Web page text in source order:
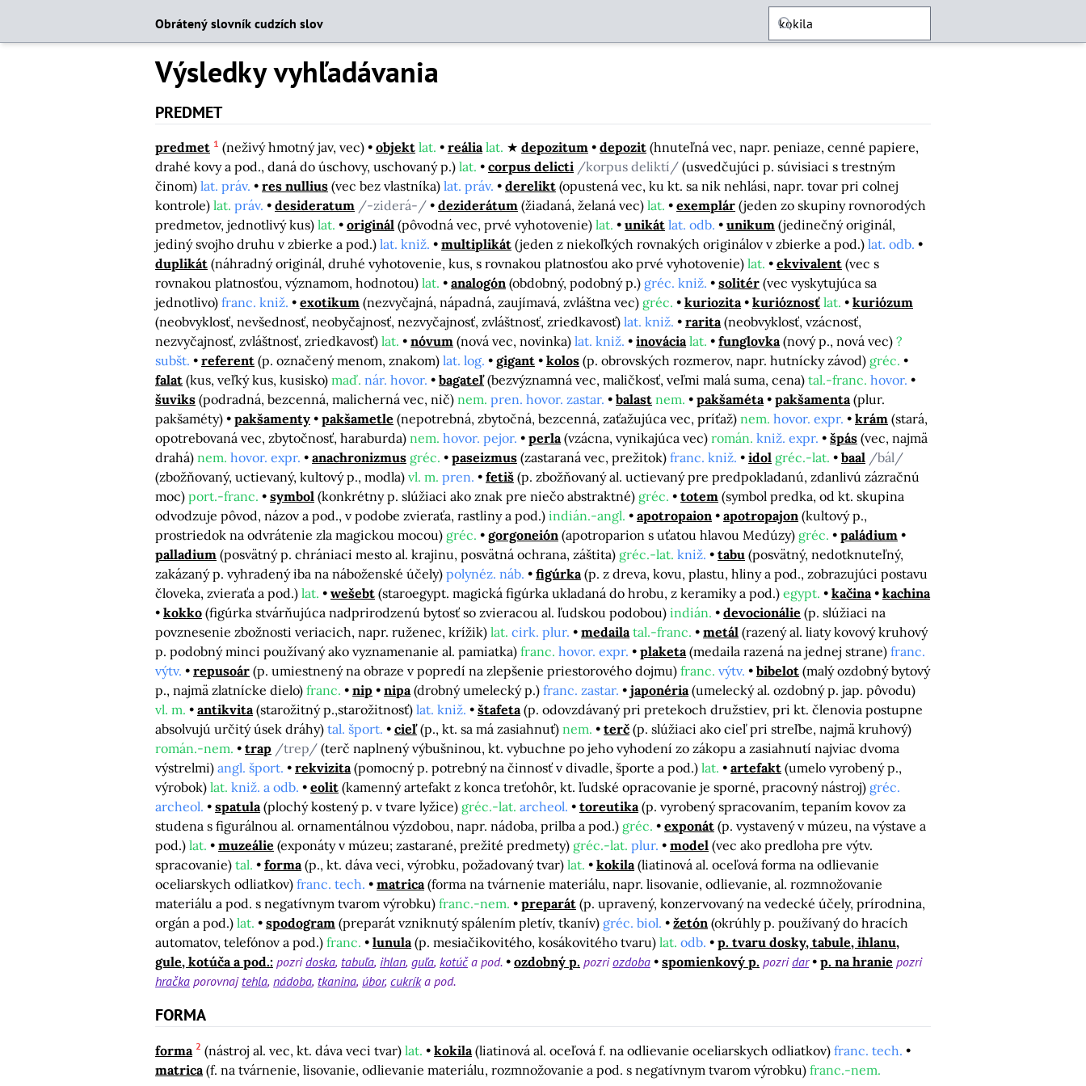
Obrátený slovník cudzích slov
Výsledky vyhľadávania
PREDMET
predmet 1 (neživý hmotný jav, vec) objekt lat. reália lat. depozitum depozit (hnuteľná vec, napr. peniaze, cenné papiere,
drahé kovy a pod., daná do úschovy, uschovaný p.) lat. corpus delicti /korpus deliktí/ (usvedčujúci p. súvisiaci s trestným
činom) lat. práv. res nullius (vec bez vlastníka) lat. práv. derelikt (opustená vec, ku kt. sa nik nehlási, napr. tovar pri colnej
kontrole) lat. práv. desideratum /-ziderá-/ deziderátum (žiadaná, želaná vec) lat. exemplár (jeden zo skupiny rovnorodých
predmetov, jednotlivý kus) lat. originál (pôvodná vec, prvé vyhotovenie) lat. unikát lat. odb. unikum (jedinečný originál,
jediný svojho druhu v zbierke a pod.) lat. kniž. multiplikát (jeden z niekoľkých rovnakých originálov v zbierke a pod.) lat. odb.
duplikát (náhradný originál, druhé vyhotovenie, kus, s rovnakou platnosťou ako prvé vyhotovenie) lat. ekvivalent (vec s
rovnakou platnosťou, významom, hodnotou) lat. analogón (obdobný, podobný p.) gréc. kniž. solitér (vec vyskytujúca sa
jednotlivo) franc. kniž. exotikum (nezvyčajná, nápadná, zaujímavá, zvláštna vec) gréc. kuriozita kurióznosť lat.
kuriózum
(neobvyklosť, nevšednosť, neobyčajnosť, nezvyčajnosť, zvláštnosť, zriedkavosť) lat. kniž. rarita (neobvyklosť, vzácnosť,
nezvyčajnosť, zvláštnosť, zriedkavosť) lat. nóvum (nová vec, novinka) lat. kniž. inovácia lat. funglovka (nový p., nová vec) ?
subšt.
referent (p. označený menom, znakom) lat. log. gigant kolos (p. obrovských rozmerov, napr. hutnícky závod) gréc.
falat (kus, veľký kus, kusisko) maď. nár. hovor. bagateľ (bezvýznamná vec, maličkosť, veľmi malá suma, cena) tal.-franc. hovor.
šuviks (podradná, bezcenná, malicherná vec, nič) nem. pren. hovor. zastar. balast nem. pakšaméta pakšamenta (plur.
pakšaméty)
pakšamenty pakšametle (nepotrebná, zbytočná, bezcenná, zaťažujúca vec, príťaž) nem. hovor. expr. krám (stará,
opotrebovaná vec, zbytočnosť, haraburda) nem. hovor. pejor. perla (vzácna, vynikajúca vec) román. kniž. expr. špás (vec, najmä
drahá) nem. hovor. expr. anachronizmus gréc. paseizmus (zastaraná vec, prežitok) franc. kniž. idol gréc.-lat. baal /bál/
(zbožňovaný, uctievaný, kultový p., modla) vl. m. pren. fetiš (p. zbožňovaný al. uctievaný pre predpokladanú, zdanlivú zázračnú
moc) port.-franc. symbol (konkrétny p. slúžiaci ako znak pre niečo abstraktné) gréc. totem (symbol predka, od kt. skupina
odvodzuje pôvod, názov a pod., v podobe zvieraťa, rastliny a pod.) indián.-angl. apotropaion apotropajon (kultový p.,
prostriedok na odvrátenie zla magickou mocou) gréc. gorgoneión (apotroparion s uťatou hlavou Medúzy) gréc.
paládium
palladium (posvätný p. chrániaci mesto al. krajinu, posvätná ochrana, záštita) gréc.-lat. kniž. tabu (posvätný, nedotknuteľný,
zakázaný p. vyhradený iba na náboženské účely) polynéz. náb. figúrka (p. z dreva, kovu, plastu, hliny a pod., zobrazujúci postavu
človeka, zvieraťa a pod.) lat. wešebt (staroegypt. magická figúrka ukladaná do hrobu, z keramiky a pod.) egypt. kačina
kachina
kokko (figúrka stvárňujúca nadprirodzenú bytosť so zvieracou al. ľudskou podobou) indián. devocionálie (p. slúžiaci na
povznesenie zbožnosti veriacich, napr. ruženec, krížik) lat. cirk. plur. medaila tal.-franc. metál (razený al. liaty kovový kruhový
p. podobný minci používaný ako vyznamenanie al. pamiatka) franc. hovor. expr. plaketa (medaila razená na jednej strane) franc.
výtv.
repusoár (p. umiestnený na obraze v popredí na zlepšenie priestorového dojmu) franc. výtv. bibelot (malý ozdobný bytový
p., najmä zlatnícke dielo) franc. nip nipa (drobný umelecký p.) franc. zastar. japonéria (umelecký al. ozdobný p. jap. pôvodu)
vl. m.
antikvita (starožitný p.,starožitnosť) lat. kniž. štafeta (p. odovzdávaný pri pretekoch družstiev, pri kt. členovia postupne
absolvujú určitý úsek dráhy) tal. šport. cieľ (p., kt. sa má zasiahnuť) nem. terč (p. slúžiaci ako cieľ pri streľbe, najmä kruhový)
román.-nem.
trap /trep/ (terč naplnený výbušninou, kt. vybuchne po jeho vyhodení zo zákopu a zasiahnutí najviac dvoma
výstrelmi) angl. šport. rekvizita (pomocný p. potrebný na činnosť v divadle, športe a pod.) lat. artefakt (umelo vyrobený p.,
výrobok) lat. kniž. a odb. eolit (kamenný artefakt z konca treťohôr, kt. ľudské opracovanie je sporné, pracovný nástroj) gréc.
archeol.
spatula (plochý kostený p. v tvare lyžice) gréc.-lat. archeol. toreutika (p. vyrobený spracovaním, tepaním kovov za
studena s figurálnou al. ornamentálnou výzdobou, napr. nádoba, prilba a pod.) gréc. exponát (p. vystavený v múzeu, na výstave a
pod.) lat. muzeálie (exponáty v múzeu; zastarané, prežité predmety) gréc.-lat. plur. model (vec ako predloha pre výtv.
spracovanie) tal. forma (p., kt. dáva veci, výrobku, požadovaný tvar) lat. kokila (liatinová al. oceľová forma na odlievanie
oceliarskych odliatkov) franc. tech. matrica (forma na tvárnenie materiálu, napr. lisovanie, odlievanie, al. rozmnožovanie
materiálu a pod. s negatívnym tvarom výrobku) franc.-nem. preparát (p. upravený, konzervovaný na vedecké účely, prírodnina,
orgán a pod.) lat. spodogram (preparát vzniknutý spálením pletív, tkanív) gréc. biol. žetón (okrúhly p. používaný do hracích
automatov, telefónov a pod.) franc. lunula (p. mesiačikovitého, kosákovitého tvaru) lat. odb.
p. tvaru dosky, tabule, ihlanu,
gule, kotúča a pod.: pozridoska tabuľa ihlan guľa kotúč a pod. ozdobný p. pozriozdoba spomienkový p. pozridar p. na hranie pozri
hračka porovnaj tehla nádoba tkanina úbor cukrík a pod.
FORMA
forma 2 (nástroj al. vec, kt. dáva veci tvar) lat. kokila (liatinová al. oceľová f. na odlievanie oceliarskych odliatkov) franc. tech.
matrica (f. na tvárnenie, lisovanie, odlievanie materiálu, rozmnožovanie a pod. s negatívnym tvarom výrobku) franc.-nem.